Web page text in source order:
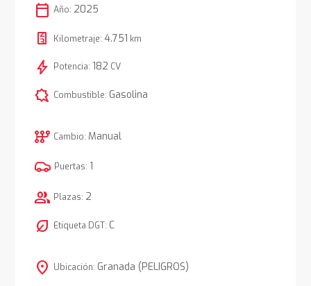
calendar_today Año: 2025
Kilometraje: 4.751 km
bolt Potencia: 182 CV
comic_bubble Combustible: Gasolina
auto_transmission Cambio: Manual
Puertas: 1
group Plazas: 2
nest_eco_leaf Etiqueta DGT: C
location_on Ubicación: Granada (PELIGROS)